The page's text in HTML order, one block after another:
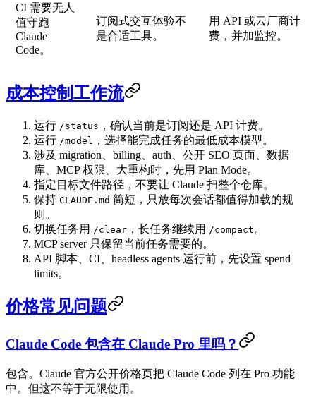
CI 需要无人
值守跑
Claude
Code。
订阅式交互体验不
是合适工具。
用 API 或云厂商计
费，并加监控。
成本控制工作流
运行 /status ，确认当前是订阅还是 API 计费。
运行 /model
，选择能完成任务的最低成本模型。
涉及 migration、billing、auth、公开 SEO 页面、数据
库、MCP 权限、大重构时，先用 Plan Mode。
指定目标文件路径，不要让 Claude 扫整个仓库。
保持 CLAUDE.md 简短，只放每次会话都值得加载的规
则。
切换任务用 /clear ，长任务继续用 /compact 。
MCP server 只保留当前任务需要的。
API 脚本、CI、headless agents 运行前，先设置 spend
limits。
价格常见问题
Claude Code 包含在 Claude Pro 里吗？
包含。Claude 官方公开价格页把 Claude Code 列在 Pro 功能
中。但这不等于无限使用。